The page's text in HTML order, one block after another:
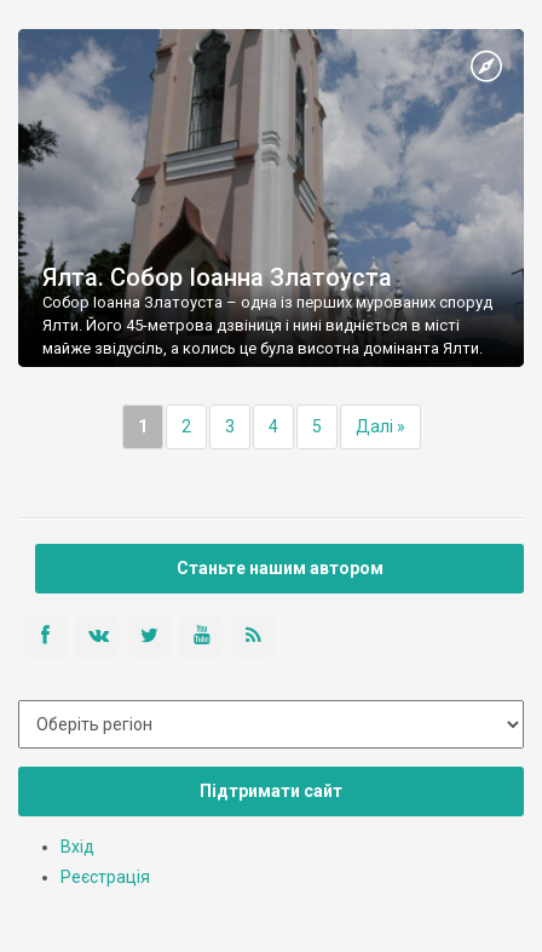
Ялта. Собор Іоанна Златоуста
Собор Іоанна Златоуста – одна із перших мурованих споруд
Ялти. Його 45-метрова дзвіниця і нині видніється в місті
майже звідусіль, а колись це була висотна домінанта Ялти.
1 2 3 4 5 Далі »
Станьте нашим автором
Підтримати сайт
Вхід
Реєстрація